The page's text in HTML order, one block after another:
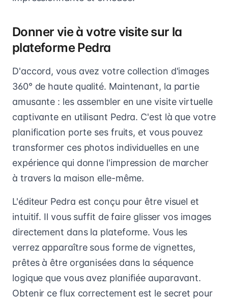
Donner vie à votre visite sur la
plateforme Pedra
D'accord, vous avez votre collection d'images
360° de haute qualité. Maintenant, la partie
amusante : les assembler en une visite virtuelle
captivante en utilisant Pedra. C'est là que votre
planification porte ses fruits, et vous pouvez
transformer ces photos individuelles en une
expérience qui donne l'impression de marcher
à travers la maison elle-même.
L'éditeur Pedra est conçu pour être visuel et
intuitif. Il vous suffit de faire glisser vos images
directement dans la plateforme. Vous les
verrez apparaître sous forme de vignettes,
prêtes à être organisées dans la séquence
logique que vous avez planifiée auparavant.
Obtenir ce flux correctement est le secret pour